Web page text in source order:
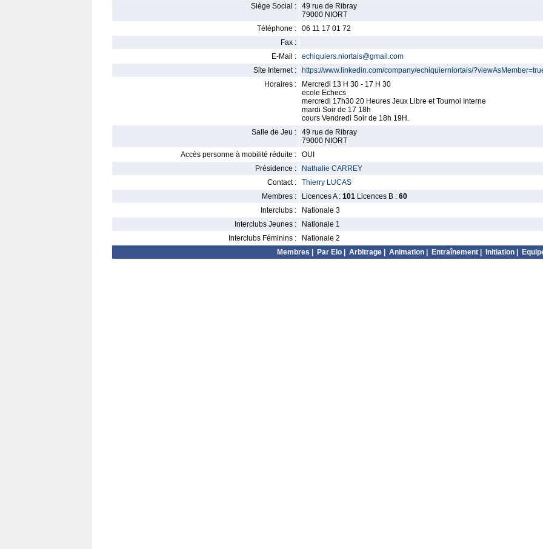
Siège Social :
49 rue de Ribray
79000 NIORT
Téléphone :
06 11 17 01 72
Fax :
E-Mail :
echiquiers.niortais@gmail.com
Site Internet :
https://www.linkedin.com/company/echiquierniortais/
Horaires :
Mercredi 13 H 30 - 17 H 30
ecole Echecs
mercredi 17h30 20 Heures Jeux Libre et Tournoi Interne
mardi Soir de 17 18h
cours Vendredi Soir de 18h 19H.
Salle de Jeu :
49 rue de Ribray
79000 NIORT
Accès personne à mobilité réduite :
OUI
Présidence :
Nathalie CARREY
Contact :
Thierry LUCAS
Membres :
Licences A : 101 Licences B : 60
Interclubs :
Nationale 3
Interclubs Jeunes :
Nationale 1
Interclubs Féminins :
Nationale 2
Membres
Par Elo Arbitrage Animation Entraînement Initiation